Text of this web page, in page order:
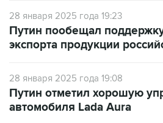
28 января 2025 года 19:23
Путин пообещал
экспорта продукции
28 января 2025 года 19:08
Путин отметил хорошую
автомобиля Lada Aura